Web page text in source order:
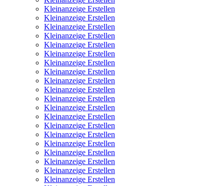
Kleinanzeige Erstellen
Kleinanzeige Erstellen
Kleinanzeige Erstellen
Kleinanzeige Erstellen
Kleinanzeige Erstellen
Kleinanzeige Erstellen
Kleinanzeige Erstellen
Kleinanzeige Erstellen
Kleinanzeige Erstellen
Kleinanzeige Erstellen
Kleinanzeige Erstellen
Kleinanzeige Erstellen
Kleinanzeige Erstellen
Kleinanzeige Erstellen
Kleinanzeige Erstellen
Kleinanzeige Erstellen
Kleinanzeige Erstellen
Kleinanzeige Erstellen
Kleinanzeige Erstellen
Kleinanzeige Erstellen